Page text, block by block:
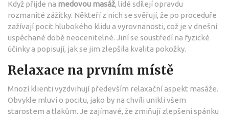
Když přijde na medovou masáž, lidé sdílejí opravdu
rozmanité zážitky. Někteří z nich se svěřují, že po proceduře
zažívají pocit hlubokého klidu a vyrovnanosti, což je v dnešní
uspěchané době neocenitelné. Jiní se soustředí na fyzické
účinky a popisují, jak se jim zlepšila kvalita pokožky.
Relaxace na prvním místě
Mnozí klienti vyzdvihují především relaxační aspekt masáže.
Obvykle mluví o pocitu, jako by na chvíli unikli všem
starostem a tlakům. Je zajímavé, že zmiňují zlepšení spánku